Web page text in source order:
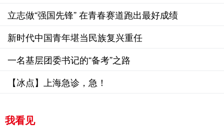
立志做“强国先锋” 在青春赛道跑出最好成绩
新时代中国青年堪当民族复兴重任
一名基层团委书记的“备考”之路
【冰点】上海急诊，急！
我看见